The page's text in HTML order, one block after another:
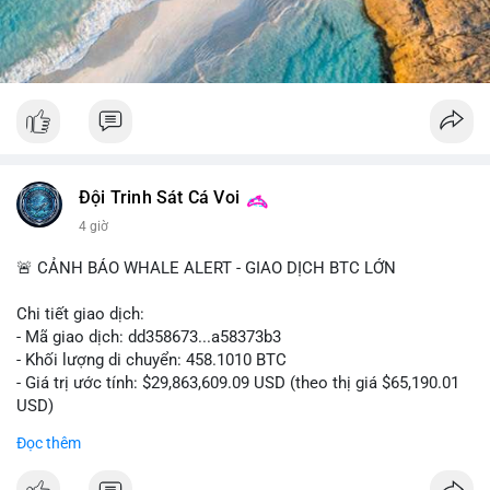
#52dot09btc #chuyenvilanh #tichluydaihan #mempoolbtc
#giaodichlon
Đội Trinh Sát Cá Voi
4 giờ
🚨 CẢNH BÁO WHALE ALERT - GIAO DỊCH BTC LỚN
Chi tiết giao dịch:
- Mã giao dịch: dd358673...a58373b3
- Khối lượng di chuyển: 458.1010 BTC
- Giá trị ước tính: $29,863,609.09 USD (theo thị giá $65,190.01
USD)
Đọc thêm